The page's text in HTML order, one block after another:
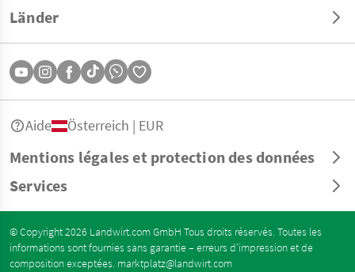
Länder
Mentions légales et protection des données
Services
Aide Österreich | EUR
© Copyright 2026 Landwirt.com GmbH Tous droits réservés. Toutes les
informations sont fournies sans garantie – erreurs d’impression et de
composition exceptées. marktplatz@landwirt.com